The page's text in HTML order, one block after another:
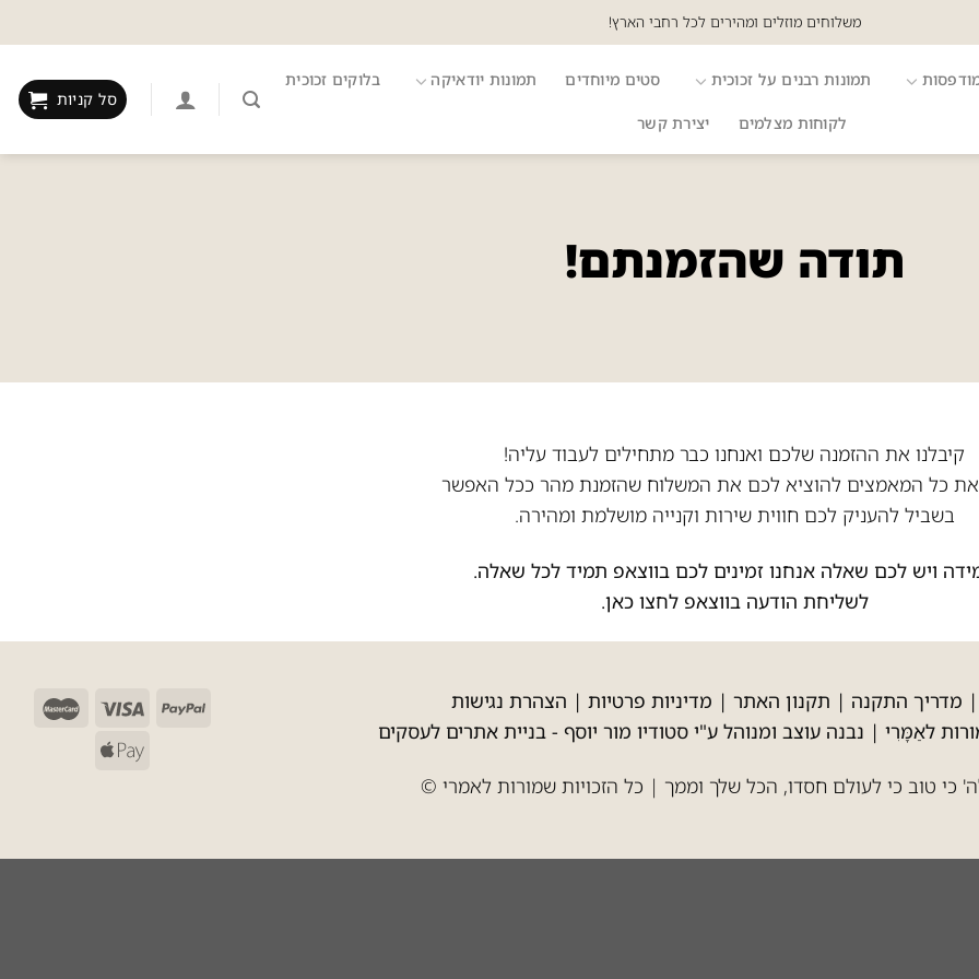
משלוחים מוזלים ומהירים לכל רחבי הארץ!
תמונות רבנים על זכוכית סטים מיוחדים תמונות יודאיקה בלוקים זכוכית
לקוחות מצלמים יצירת קשר
סל קניות
תודה שהזמנתם!
קיבלנו את ההזמנה שלכם ואנחנו כבר מתחילים לעבוד עליה!
כל המאמצים להוציא לכם את המשלוח שהזמנת מהר ככל האפשר
בשביל להעניק לכם חווית שירות וקנייה מושלמת ומהירה.
ויש לכם שאלה אנחנו זמינים לכם בווצאפ תמיד לכל שאלה.
לשליחת הודעה בווצאפ לחצו כאן.
מדריך התקנה | תקנון האתר | מדיניות פרטיות | הצהרת נגישות
לאַמָּרִי | נבנה עוצב ומנוהל ע"י סטודיו מור יוסף - בניית אתרים לעסקים
כי טוב כי לעולם חסדו, הכל שלך וממך | כל הזכויות שמורות לאמרי ©